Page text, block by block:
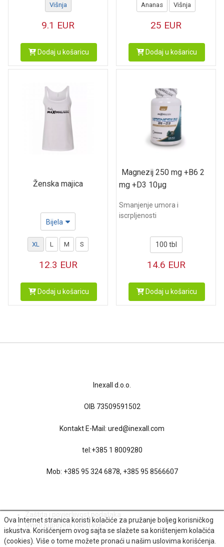
Višnja
9.1 EUR
Dodaj u košaricu
Ananas Višnja
25 EUR
Dodaj u košaricu
Ženska majica
Bijela
XL L M S
12.3 EUR
Dodaj u košaricu
Magnezij 250 mg +B6 2
mg +D3 10µg
Smanjenje umora i
iscrpljenosti
100 tbl
14.6 EUR
Dodaj u košaricu
Inexall d.o.o.
OIB 73509591502
Kontakt E-Mail: ured@inexall.com
tel:+385 1 8009280
Mob: +385 95 324 6878, +385 95 8566607
Uvjeti kupovine i dostave
Ova Internet stranica koristi kolačiće za pružanje boljeg korisničkog
iskustva. Korišćenjem ovog sajta se slažete sa korištenjem kolačića
(cookies). Više o tome možete pronaći u našim uslovima korišćenja.